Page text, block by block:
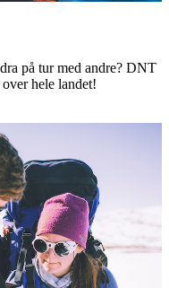
på tur med andre? DNT
hele landet!